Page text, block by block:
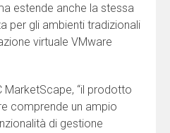
estende anche la stessa
per gli ambienti tradizionali
virtuale VMware
“il prodotto
comprende un ampio
di gestione